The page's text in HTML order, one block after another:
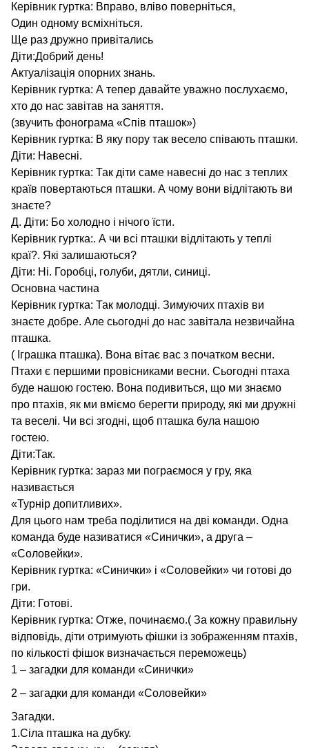
Керівник гуртка: Вправо, вліво поверніться,
Один одному всміхніться.
Ще раз дружно привітались
Діти:Добрий день!
Актуалізація опорних знань.
Керівник гуртка: А тепер давайте уважно послухаємо,
хто до нас завітав на заняття.
(звучить фонограма «Спів пташок»)
Керівник гуртка: В яку пору так весело співають пташки.
Діти: Навесні.
Керівник гуртка: Так діти саме навесні до нас з теплих
країв повертаються пташки. А чому вони відлітають ви
знаєте?
Д. Діти: Бо холодно і нічого їсти.
Керівник гуртка:. А чи всі пташки відлітають у теплі
краї?. Які залишаються?
Діти: Ні. Горобці, голуби, дятли, синиці.
Основна частина
Керівник гуртка: Так молодці. Зимуючих птахів ви
знаєте добре. Але сьогодні до нас завітала незвичайна
пташка.
( Іграшка пташка). Вона вітає вас з початком весни.
Птахи є першими провісниками весни. Сьогодні птаха
буде нашою гостею. Вона подивиться, що ми знаємо
про птахів, як ми вміємо берегти природу, які ми дружні
та веселі. Чи всі згодні, щоб пташка була нашою
гостею.
Діти:Так.
Керівник гуртка: зараз ми пограємося у гру, яка
називається
«Турнір допитливих».
Для цього нам треба поділитися на дві команди. Одна
команда буде називатися «Синички», а друга –
«Соловейки».
Керівник гуртка: «Синички» і «Соловейки» чи готові до
гри.
Діти: Готові.
Керівник гуртка: Отже, починаємо.( За кожну правильну
відповідь, діти отримують фішки із зображенням птахів,
по кількості фішок визначається переможець)
1 – загадки для команди «Синички»
2 – загадки для команди «Соловейки»
Загадки.
1.Сіла пташка на дубку.